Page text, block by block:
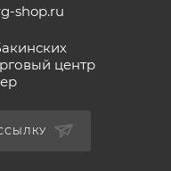
shop.ru
центр